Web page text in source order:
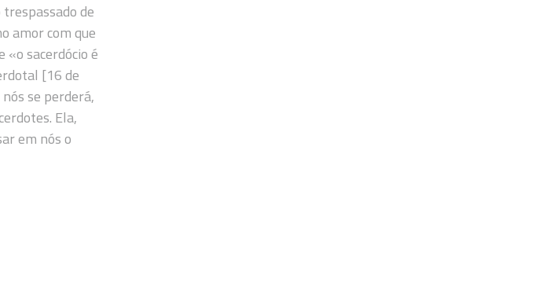
de
amor com que
«o sacerdócio é
[16 de
se perderá,
Ela,
em nós o